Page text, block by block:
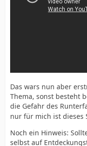
Das wars nun aber
Thema, sonst besteht
die Gefahr des
nur für mich ist dieses
Noch ein Hinweis:
selbst auf